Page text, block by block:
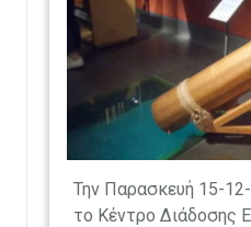
Την Παρασκευή 15-
το Κέντρο Διάδοσης